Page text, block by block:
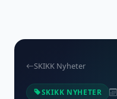
SKIKK Nyheter
SKIKK NYHETER